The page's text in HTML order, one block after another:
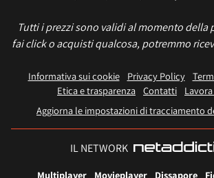
Tutti i prezzi sono validi al momento della
fai click o acquisti qualcosa, potremmo
Informativa sui cookie Privacy Policy
Etica e trasparenza Contatti
Aggiorna le impostazioni di tracciamento
IL NETWORK
Multiplayer Movieplayer Dissapore